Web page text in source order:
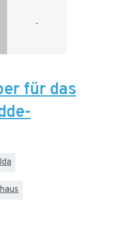
-
für das